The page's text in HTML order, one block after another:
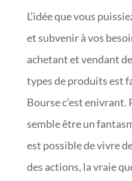
L’idée que vous
et subvenir à vos
achetant et vendant
types de produits est
Bourse c’est enivrant.
semble être un
est possible de vivre
des actions, la vraie